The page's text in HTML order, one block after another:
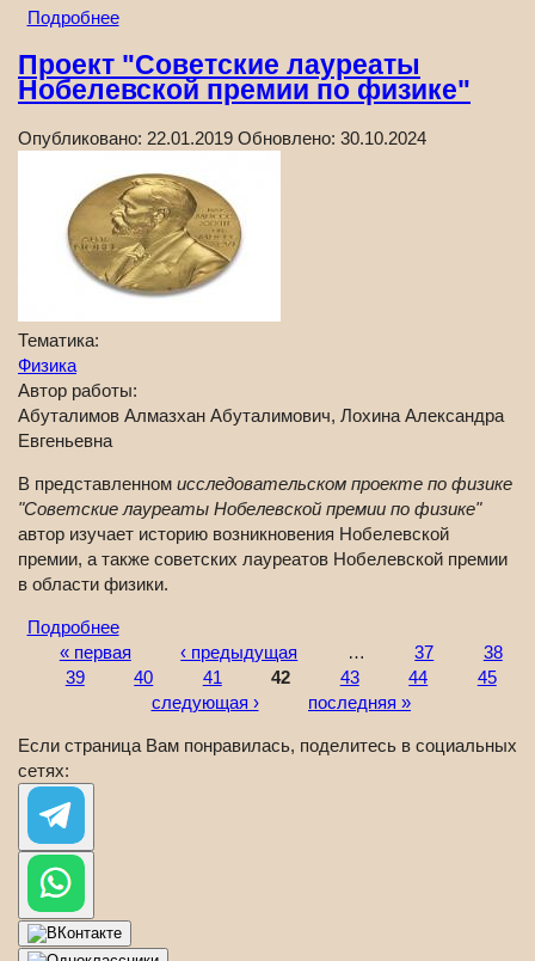
Подробнее
Проект "Советские лауреаты
Нобелевской премии по физике"
Опубликовано: 22.01.2019 Обновлено: 30.10.2024
Тематика:
Физика
Автор работы:
Абуталимов Алмазхан Абуталимович, Лохина Александра
Евгеньевна
В представленном исследовательском проекте по физике
"Советские лауреаты Нобелевской премии по физике"
автор изучает историю возникновения Нобелевской
премии, а также советских лауреатов Нобелевской премии
в области физики.
Подробнее
Страницы
« первая ‹ предыдущая … 37
38
39
40 41 42 43 44
45
следующая ›
последняя »
Если страница Вам понравилась, поделитесь в социальных
сетях: